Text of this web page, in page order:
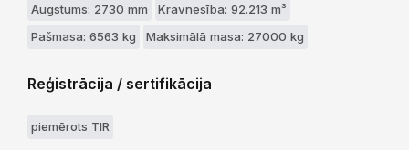
Augstums: 2730 mm
Kravnesība: 92.213 m³
Pašmasa: 6563 kg
Maksimālā masa: 27000 kg
Reģistrācija / sertifikācija
piemērots TIR